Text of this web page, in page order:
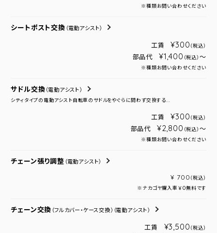
※種類お問い合わせください
シートポスト交換 （電動アシスト）
工賃 ¥300 （税込）
部品代 ¥1,400 （税込） ～
※種類お問い合わせください
サドル交換 （電動アシスト）
シティタイプの電動アシスト自転車のサドルをやぐらに問わず交換する...
工賃 ¥300 （税込）
部品代 ¥2,800 （税込） ～
※種類お問い合わせください
チェーン張り調整 （電動アシスト）
¥ 700 （税込）
※ナカゴヤ購入車￥０無料です
チェーン交換 （フルカバー・ケース交換） （電動アシスト）
工賃 ¥3,500 （税込）